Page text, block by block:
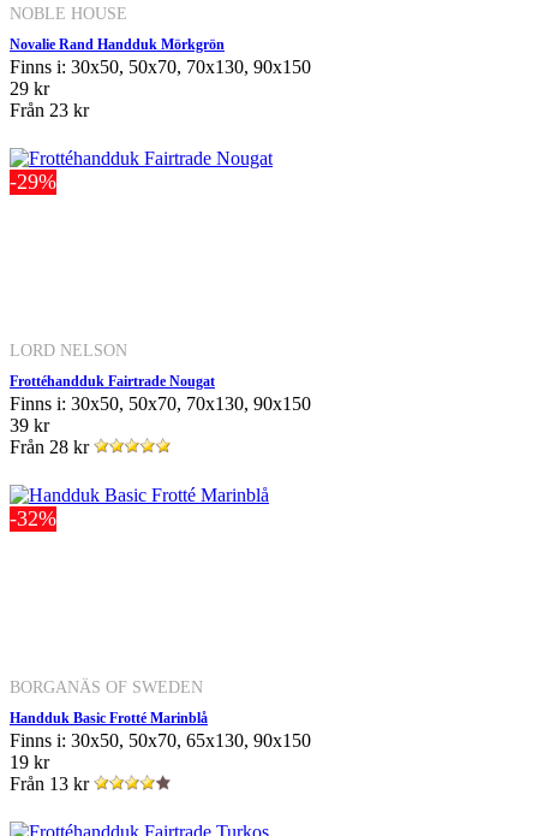
NOBLE HOUSE
Novalie Rand Handduk Mörkgrön
Finns i: 30x50, 50x70, 70x130, 90x150
29 kr
Från 23 kr
-29%
LORD NELSON
Frottéhandduk Fairtrade Nougat
Finns i: 30x50, 50x70, 70x130, 90x150
39 kr
Från 28 kr
-32%
BORGANÄS OF SWEDEN
Handduk Basic Frotté Marinblå
Finns i: 30x50, 50x70, 65x130, 90x150
19 kr
Från 13 kr